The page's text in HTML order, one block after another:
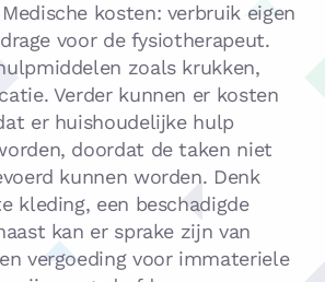
kosten: verbruik eigen
voor de fysiotherapeut.
zoals krukken,
Verder kunnen er kosten
er huishoudelijke hulp
doordat de taken niet
kunnen worden. Denk
kleding, een beschadigde
kan er sprake zijn van
vergoeding voor immateriele